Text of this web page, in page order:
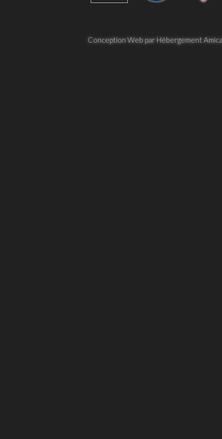
Conception Web par Hébergement